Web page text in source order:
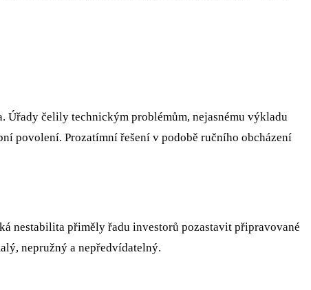
Úřady čelily technickým problémům, nejasnému výkladu
povolení. Prozatímní řešení v podobě ručního obcházení
nestabilita přiměly řadu investorů pozastavit připravované
nepružný a nepředvídatelný.